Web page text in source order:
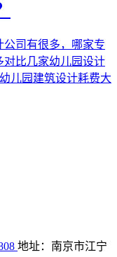
公司有很多，哪家专
对比几家幼儿园设计
儿园建筑设计耗费大
地址：南京市江宁